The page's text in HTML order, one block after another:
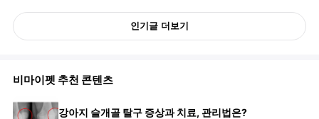
인기글 더보기
비마이펫 추천 콘텐츠
강아지 슬개골 탈구 증상과 치료, 관리법은?